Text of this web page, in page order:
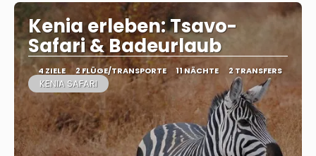
Kenia erleben: Tsavo-
Safari & Badeurlaub
4 ZIELE 2 FLÜGE/TRANSPORTE 11 NÄCHTE 2 TRANSFERS
KENIA SAFARI